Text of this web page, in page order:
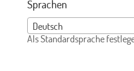
Sprachen
Deutsch
Als Standardsprache